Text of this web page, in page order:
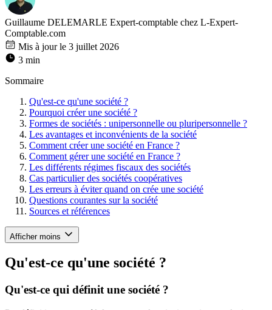
Guillaume DELEMARLE Expert-comptable chez L-Expert-
Comptable.com
Mis à jour le 3 juillet 2026
3 min
Sommaire
Qu'est-ce qu'une société ?
Pourquoi créer une société ?
Formes de sociétés : unipersonnelle ou pluripersonnelle ?
Les avantages et inconvénients de la société
Comment créer une société en France ?
Comment gérer une société en France ?
Les différents régimes fiscaux des sociétés
Cas particulier des sociétés coopératives
Les erreurs à éviter quand on crée une société
Questions courantes sur la société
Sources et références
Afficher moins
Qu'est-ce qu'une société ?
Qu'est-ce qui définit une société ?